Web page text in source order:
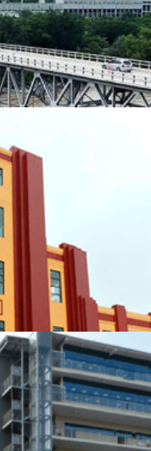
en diseño
Militar
sísmicos
Supervisión
Perú
sísmicos